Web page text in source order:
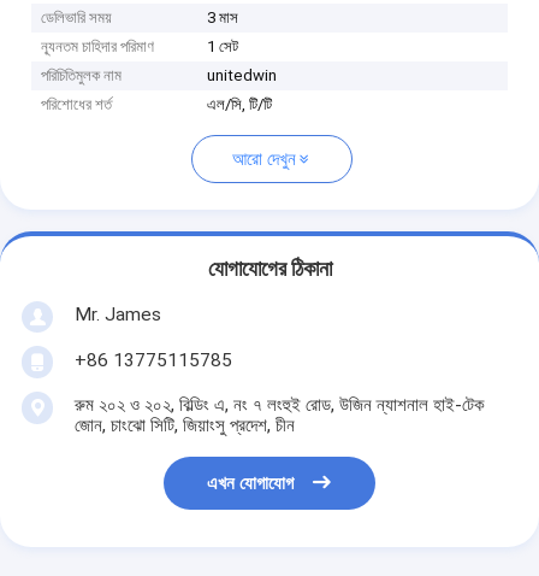
ডেলিভারি সময়
3 মাস
ন্যূনতম চাহিদার পরিমাণ
1 সেট
পরিচিতিমুলক নাম
unitedwin
পরিশোধের শর্ত
এল/সি, টি/টি
আরো দেখুন
যোগাযোগের ঠিকানা
Mr. James
+86 13775115785
রুম ২০২ ও ২০২, বিল্ডিং এ, নং ৭ লংহুই রোড, উজিন ন্যাশনাল হাই-টেক
জোন, চাংঝো সিটি, জিয়াংসু প্রদেশ, চীন
এখন যোগাযোগ